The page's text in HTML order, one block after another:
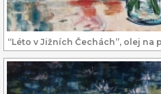
“Léto v Jižních Čechách”, olej na